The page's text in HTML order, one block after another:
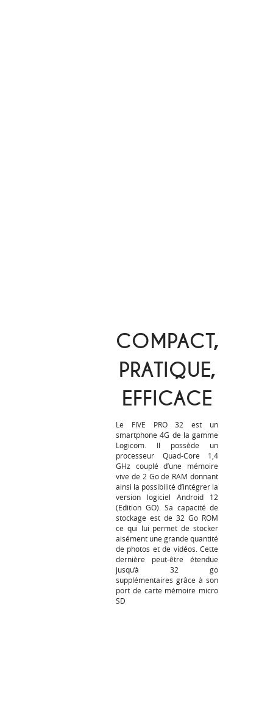
COMPACT,
PRATIQUE,
EFFICACE
Le FIVE PRO 32 est un
smartphone 4G de la gamme
Logicom. Il possède un
processeur Quad-Core 1,4
GHz couplé d’une mémoire
vive de 2 Go de RAM donnant
ainsi la possibilité d’intégrer la
version logiciel Android 12
(Edition GO). Sa capacité de
stockage est de 32 Go ROM
ce qui lui permet de stocker
aisément une grande quantité
de photos et de vidéos. Cette
dernière peut-être étendue
jusqu’à 32 go
supplémentaires grâce à son
port de carte mémoire micro
SD